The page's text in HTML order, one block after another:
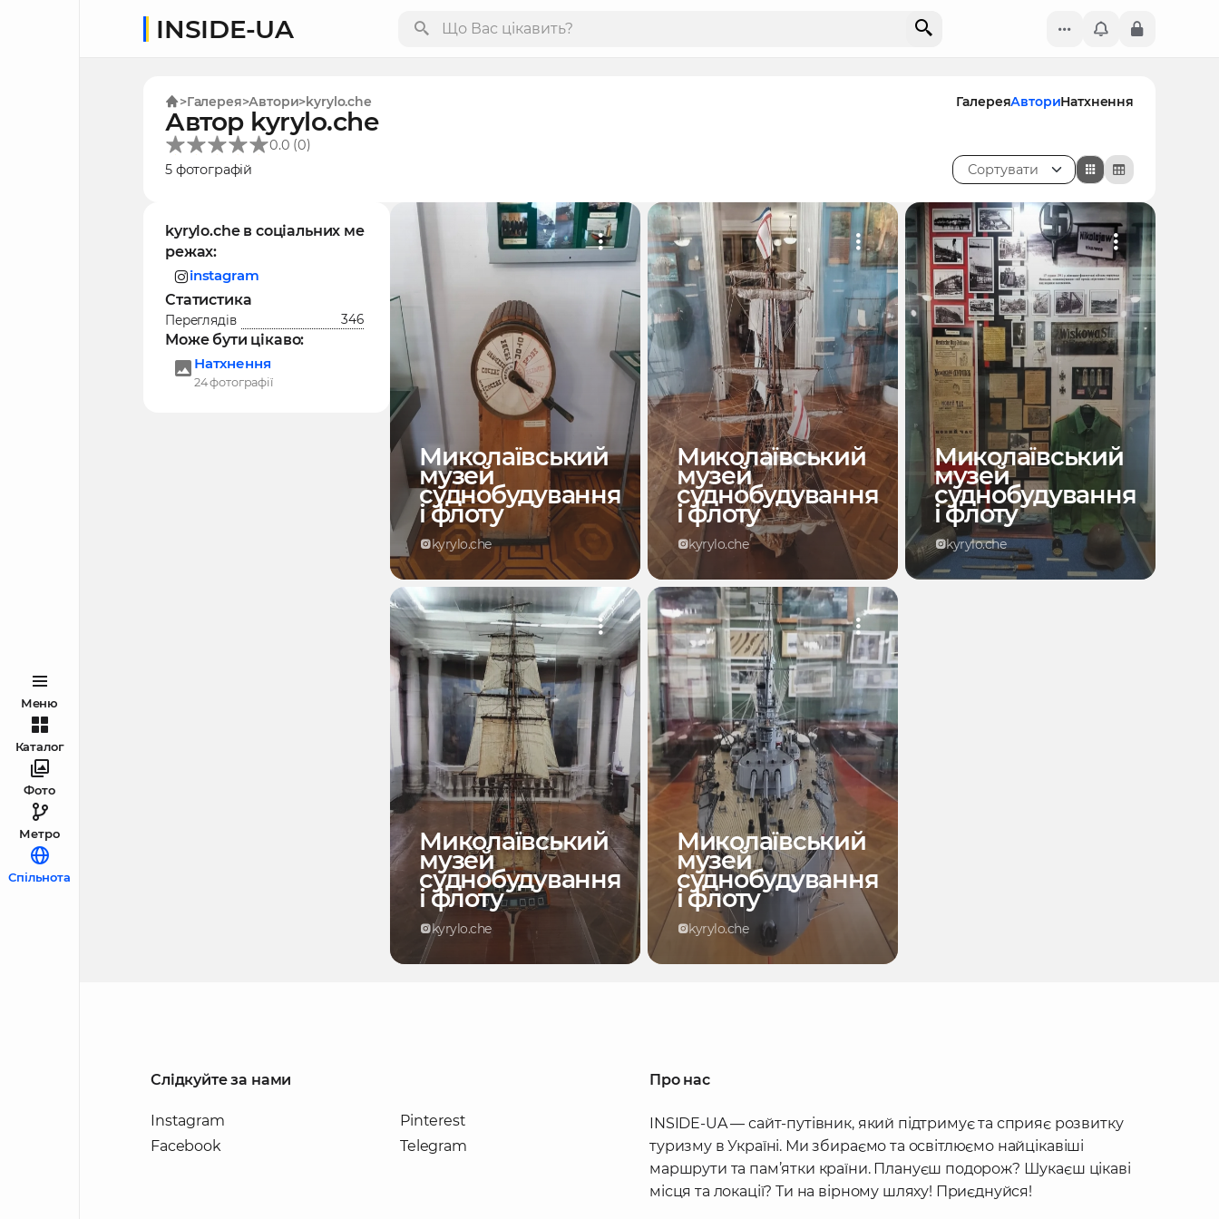
Меню
Каталог
Фото
Метро
Спільнота
INSIDE-UA
Галерея Автори kyrylo.che ГалереяАвториНатхнення
Автор kyrylo.che
0.0 (0)
5 фотографій
Сортувати
kyrylo.che в соціальних ме
режах:
instagram
Статистика
Переглядів 346
Може бути цікаво:
Натхнення
24 фотографії
Миколаївський
музей
суднобудування
і флоту
kyrylo.che
Миколаївський
музей
суднобудування
і флоту
kyrylo.che
Миколаївський
музей
суднобудування
і флоту
kyrylo.che
Миколаївський
музей
суднобудування
і флоту
kyrylo.che
Миколаївський
музей
суднобудування
і флоту
kyrylo.che
Слідкуйте за нами
Instagram
Facebook
Pinterest
Telegram
Про нас
INSIDE-UA — сайт-путівник, який підтримує та сприяє розвитку
туризму в Україні. Ми збираємо та освітлюємо найцікавіші
маршрути та пам’ятки країни. Плануєш подорож? Шукаєш цікаві
місця та локації? Ти на вірному шляху! Приєднуйся!